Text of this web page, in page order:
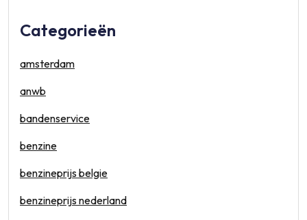
Categorieën
amsterdam
anwb
bandenservice
benzine
benzineprijs belgie
benzineprijs nederland